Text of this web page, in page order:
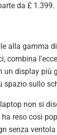
da £ 1.399.
alla gamma
combina
un display più
spazio sullo
non si
reso così
senza